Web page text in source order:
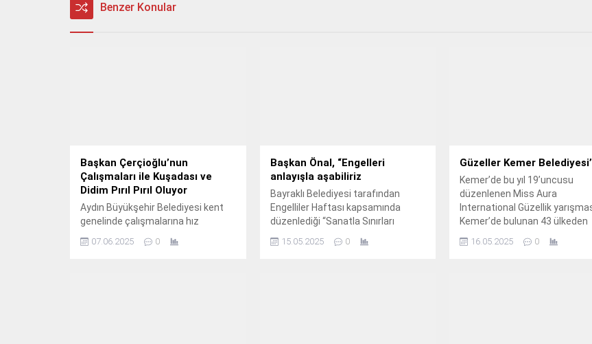
Benzer Konular
Başkan Çerçioğlu’nun
Çalışmaları ile Kuşadası ve
Didim Pırıl Pırıl Oluyor
Aydın Büyükşehir Belediyesi kent
genelinde çalışmalarına hız
kesmeden devam ediyor.
07.06.2025 0
Başkan Önal, “Engelleri
anlayışla aşabiliriz
Bayraklı Belediyesi tarafından
Engelliler Haftası kapsamında
düzenlediği “Sanatla Sınırları
Aşmak / Sesin Gücü” adlı etkinlik,
renkli görüntülere sahne oldu.
15.05.2025 0
Güzeller Kemer
Kemer’de bu yıl 19’uncusu
düzenlenen Miss Aura
International Güzellik
Kemer’de bulunan 43 ülkeden
güzeller yarışmanın
Adnan Şeker’le birlikte Kemer
16.05.2025 0